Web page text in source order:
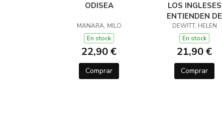
ODISEA
MANARA, MILO
En stock
22,90 €
Comprar
LOS INGLESES
ENTIENDEN DE
LANA (Y OTROS
TRUCOS)
DEWITT, HELEN
En stock
21,90 €
Comprar